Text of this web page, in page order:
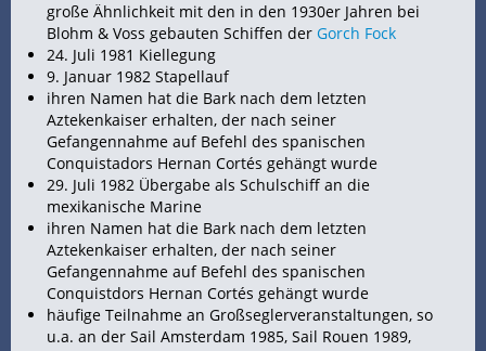
große Ähnlichkeit mit den in den 1930er Jahren bei
Blohm & Voss gebauten Schiffen der Gorch Fock
24. Juli 1981 Kiellegung
9. Januar 1982 Stapellauf
ihren Namen hat die Bark nach dem letzten
Aztekenkaiser erhalten, der nach seiner
Gefangennahme auf Befehl des spanischen
Conquistadors Hernan Cortés gehängt wurde
29. Juli 1982 Übergabe als Schulschiff an die
mexikanische Marine
ihren Namen hat die Bark nach dem letzten
Aztekenkaiser erhalten, der nach seiner
Gefangennahme auf Befehl des spanischen
Conquistdors Hernan Cortés gehängt wurde
häufige Teilnahme an Großseglerveranstaltungen, so
u.a. an der Sail Amsterdam 1985, Sail Rouen 1989,